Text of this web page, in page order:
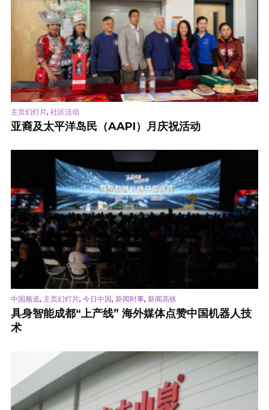
主页幻灯片, 社区活动
亚裔及太平洋岛民（AAPI）月庆祝活动
中国频道, 主页幻灯片, 今日中国, 新闻时事, 新闻高铁
具身智能成都“上产线” 海外媒体点赞中国机器人技
术